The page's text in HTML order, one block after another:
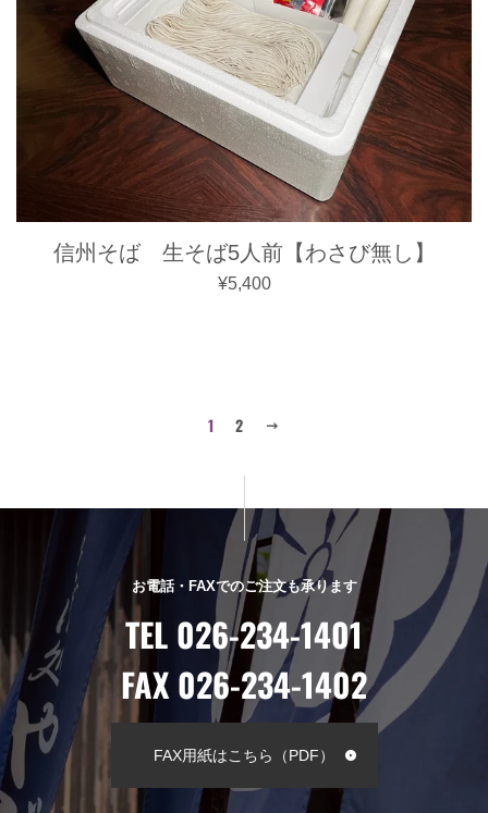
信州そば 生そば5人前【わさび無し】
通常価格
¥5,400
1 2
お電話・FAXでのご注文も承ります
TEL 026-234-1401
FAX 026-234-1402
FAX用紙はこちら（PDF）